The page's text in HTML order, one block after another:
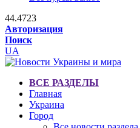
44.4723
Авторизация
Поиск
UA
ВСЕ РАЗДЕЛЫ
Главная
Украина
Город